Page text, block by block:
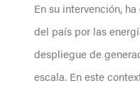
En su intervención,
del país por las
despliegue de
escala. En este